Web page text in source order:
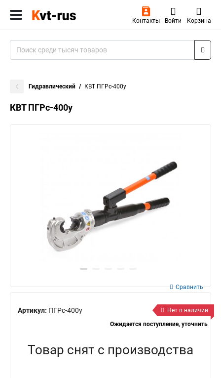
Контакты Войти Корзина
Гидравлический КВТ ПГРс-400у
КВТ ПГРс-400у
Артикул: ПГРс-400у
Сравнить
Нет в наличии
Ожидается поступление, уточнить
Товар снят с производства